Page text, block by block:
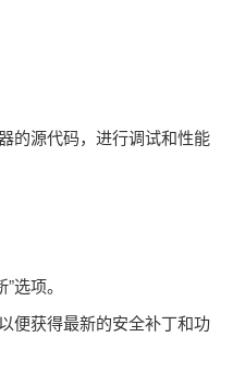
的源代码，进行调试和性能
选项。
便获得最新的安全补丁和功